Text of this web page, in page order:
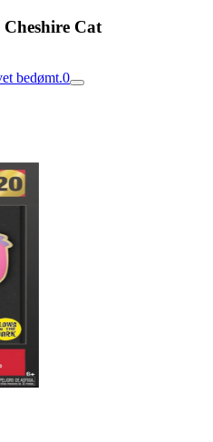
Cat
bedømt.0